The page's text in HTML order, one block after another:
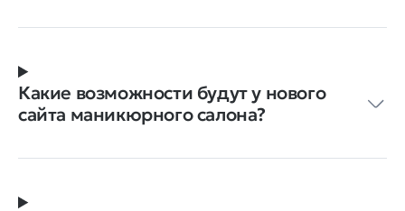
Какие возможности будут у нового
сайта маникюрного салона?